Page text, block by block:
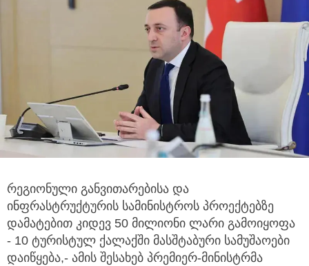
რეგიონული განვითარებისა და
ინფრასტრუქტურის სამინისტროს პროექტებზე
დამატებით კიდევ 50 მილიონი ლარი გამოიყოფა
- 10 ტურისტულ ქალაქში მასშტაბური სამუშაოები
დაიწყება,- ამის შესახებ პრემიერ-მინისტრმა